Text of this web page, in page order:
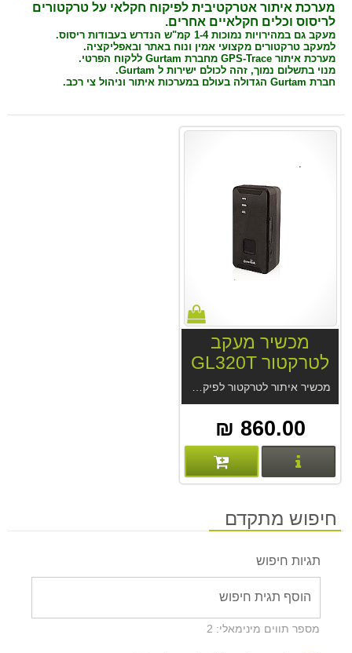
מערכת איתור אטרקטיבית לפיקוח חקלאי על טרקטורים
לריסוס וכלים חקלאיים אחרים.
מעקב גם במהירויות נמוכות 1-4 קמ"ש הנדרש בעבודות ריסוס.
למעקב טרקטורים מקצועי אמין ונוח באתר ובאפליקציה.
מערכת איתור GPS-Trace מחברת Gurtam ללקוח הפרטי.
מנוי בתשלום נמוך, זהה לכולם ישירות ל Gurtam.
חברת Gurtam הגדולה בעולם במערכות איתור וניהול צי רכב.
מכשיר מעקב
לטרקטור GL320T
4G
מכשיר איתור לטרקטור לפיקוח חקלאי GL320T 4G. לשילוב במערכת פארם מנגר או במערכת GPS-Trace. מכשיר הטוב מסוגו מחברת Queclink. מערכת איתור GPS-Trace מחברת Gurtam.
860.00 ₪
פרטים נוספים
חיפוש מתקדם
תגיות חיפוש
מספר תווים מינימאלי: 2